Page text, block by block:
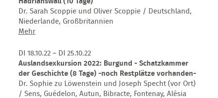
ABGESAGT!-
Dr. Sarah Scoppie und Oliver Scoppie / Deutschland,
Niederlande, Großbritannien
MehrAuslandsexkursion
Nordengland
mit
Hadrianswall
(10
Tage)
DI 18.10.22 – DI 25.10.22
Auslandsexkursion 2022: Burgund - Schatzkammer
der Geschichte (8 Tage) -noch Restplätze vorhanden-
Dr. Sophie zu Löwenstein und Joseph Specht (vor Ort)
/ Sens, Guédelon, Autun, Bibracte, Fontenay, Alésia